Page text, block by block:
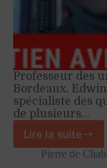
Professeur des
Bordeaux,
spécialiste des
de plusieurs…
Lire la suite
«
Pierre de